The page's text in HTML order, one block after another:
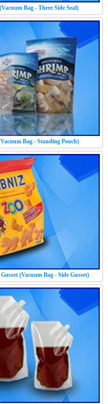
Bag - Three Side Seal)
Bag - Standing Pouch)
(Vacuum Bag - Side Gusset)